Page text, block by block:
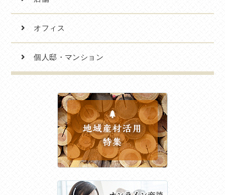
オフィス
個人邸・マンション